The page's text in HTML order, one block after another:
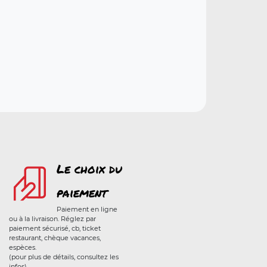
Le choix du
paiement
Paiement en ligne
ou à la livraison. Réglez par
paiement sécurisé, cb, ticket
restaurant, chèque vacances,
espèces.
(pour plus de détails, consultez les